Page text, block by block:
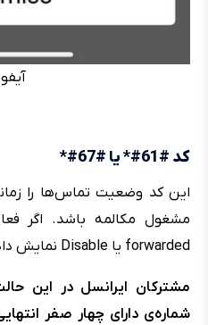
کد #61#* یا #67#*
این کد وضعیت تماس‌ها را
forwarded یا Disable نمایش داده می‌شود.
مشترکان ایرانسل در این
شماره‌ی دارای چهار صفر